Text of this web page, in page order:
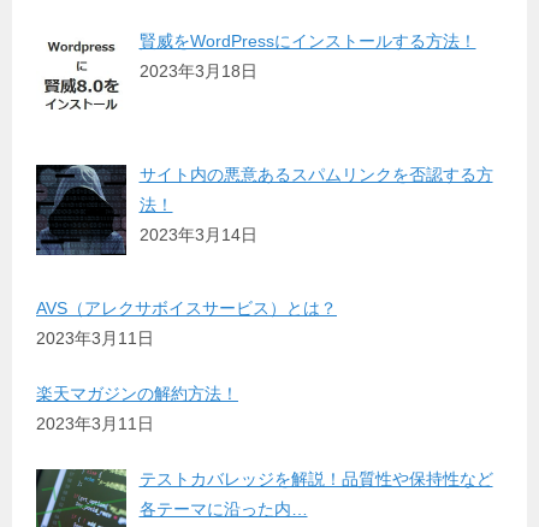
賢威をWordPressにインストールする方法！
2023年3月18日
サイト内の悪意あるスパムリンクを否認する方
法！
2023年3月14日
AVS（アレクサボイスサービス）とは？
2023年3月11日
楽天マガジンの解約方法！
2023年3月11日
テストカバレッジを解説！品質性や保持性など
各テーマに沿った内…